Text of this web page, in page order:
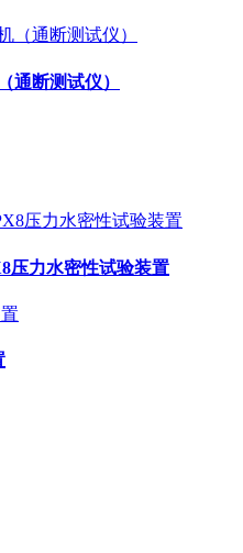
通断测试仪）
压力水密性试验装置